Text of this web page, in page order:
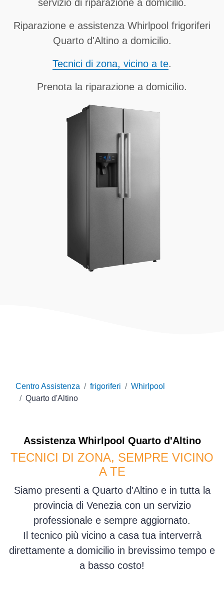
servizio di riparazione a domicilio.
Riparazione e assistenza Whirlpool frigoriferi
Quarto d'Altino a domicilio.
Tecnici di zona, vicino a te.
Prenota la riparazione a domicilio.
Centro Assistenza frigoriferi
Whirlpool
Quarto d'Altino
Assistenza Whirlpool Quarto d'Altino
TECNICI DI ZONA, SEMPRE VICINO
A TE
Siamo presenti a Quarto d'Altino e in tutta la
provincia di Venezia con un servizio
professionale e sempre aggiornato.
Il tecnico più vicino a casa tua interverrà
direttamente a domicilio in brevissimo tempo e
a basso costo!